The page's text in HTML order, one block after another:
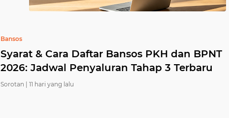
Bansos
Syarat & Cara Daftar Bansos PKH dan BPNT
2026: Jadwal Penyaluran Tahap 3 Terbaru
Sorotan | 11 hari yang lalu